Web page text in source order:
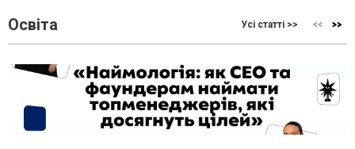
Освіта Усі статті >>